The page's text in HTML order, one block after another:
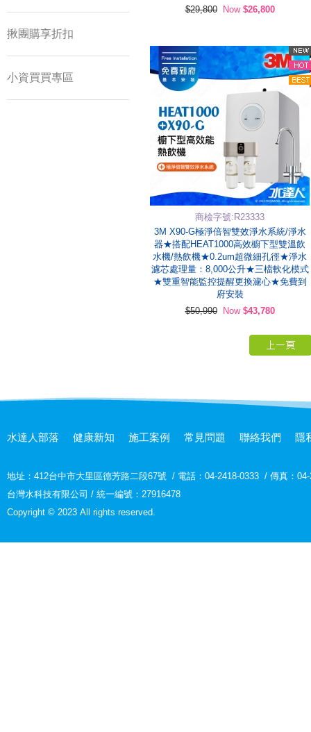
揪團購享折扣
小資買買專區
$29,800
Now $26,800
商檢字號:R23333
3M X90-G極淨倍智雙效淨水系統/淨水
器★搭配HEAT1000高效櫥下型雙溫飲
水機/熱飲機★0.2um超微細孔徑★淨水
濾芯處理量：8,000公升★三檔軟化模式
★雙重智能監控提醒更換濾心★免費到
府安裝
$50,990
Now $43,780
水達人部落 健康新知 施工案例 常見問題 聯絡我們 隱
地址： 412台中市大里區德芳路二段67號 / 電話：04-2418-0333 / 傳真：
台灣水科技有限公司 / 統一編號：27916478
Copyright © 2023 All rights reserved.